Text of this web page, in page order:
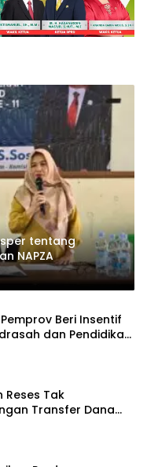
tentang
NAPZA
Beri Insentif
dan Pendidikan
Reses Tak
Transfer Dana